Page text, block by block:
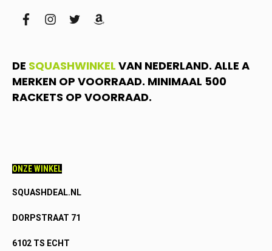
facebookinstagram
twitteramazon
DE SQUASHWINKEL VAN NEDERLAND. ALLE A
MERKEN OP VOORRAAD. MINIMAAL 500
RACKETS OP VOORRAAD.
ONZE WINKEL
SQUASHDEAL.NL
DORPSTRAAT 71
6102 TS ECHT